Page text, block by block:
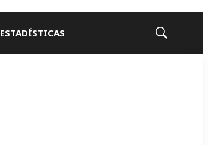
ESTADÍSTICAS
Mostrar